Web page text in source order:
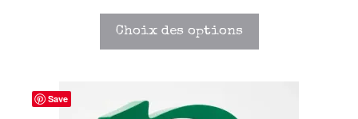
Choix des options
Save